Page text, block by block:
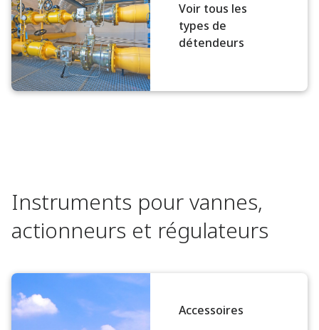
Voir tous les
types de
détendeurs
Instruments pour vannes,
actionneurs et régulateurs
Accessoires